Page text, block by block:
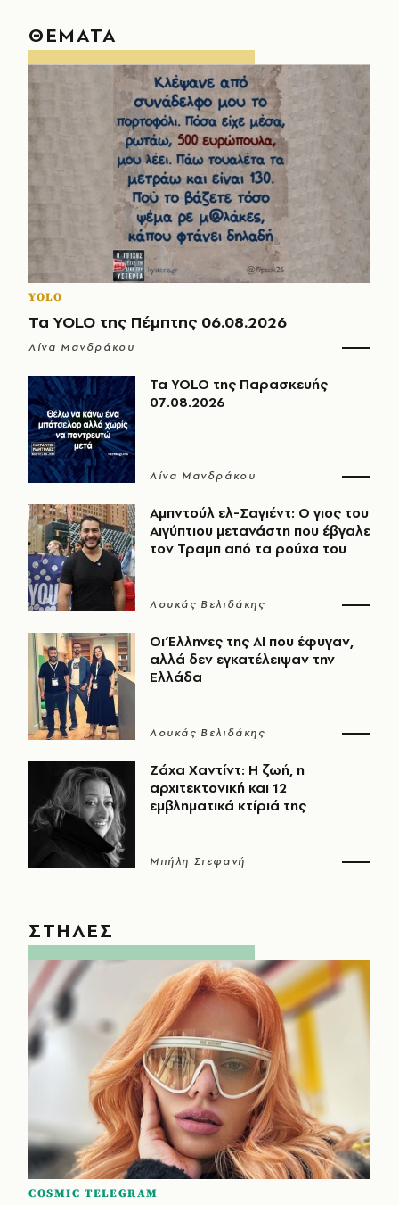
ΘΕΜΑΤΑ
YOLO
Τα YOLO της Πέμπτης 06.08.2026
Λίνα Μανδράκου
Τα YOLO της Παρασκευής
07.08.2026
Λίνα Μανδράκου
Αμπντούλ ελ-Σαγιέντ: Ο γιος του
Αιγύπτιου μετανάστη που έβγαλε
τον Τραμπ από τα ρούχα του
Λουκάς Βελιδάκης
Οι Έλληνες της ΑΙ που έφυγαν,
αλλά δεν εγκατέλειψαν την
Ελλάδα
Λουκάς Βελιδάκης
Ζάχα Χαντίντ: Η ζωή, η
αρχιτεκτονική και 12
εμβληματικά κτίριά της
Μπήλη Στεφανή
ΣΤΗΛΕΣ
COSMIC TELEGRAM